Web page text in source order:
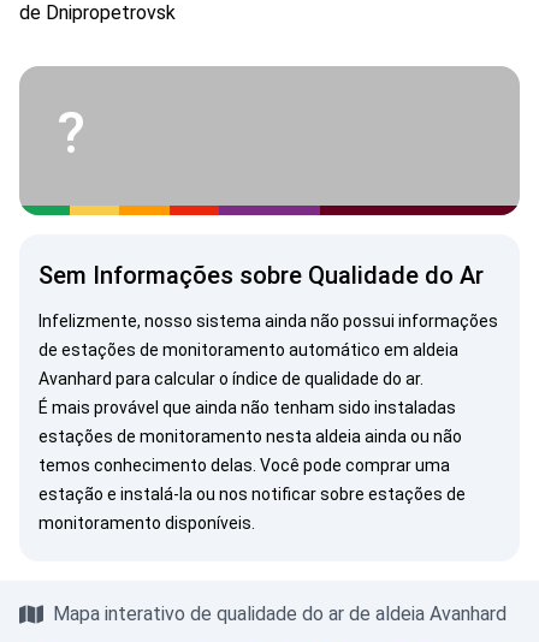
de Dnipropetrovsk
?
Sem Informações sobre Qualidade do Ar
Infelizmente, nosso sistema ainda não possui informações
de estações de monitoramento automático em aldeia
Avanhard para calcular o índice de qualidade do ar.
É mais provável que ainda não tenham sido instaladas
estações de monitoramento nesta aldeia ainda ou não
temos conhecimento delas. Você pode comprar uma
estação e instalá-la ou nos notificarsobre estações de
monitoramento disponíveis.
Mapa interativo de qualidade do ar de aldeia Avanhard